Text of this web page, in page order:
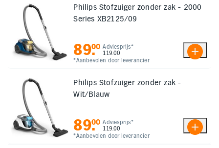
Philips Stofzuiger zonder zak - 2000
Series XB2125/09
Adviesprijs*
119.00
*Aanbevolen door leverancier
89.
00
Philips Stofzuiger zonder zak -
Wit/Blauw
Adviesprijs*
119.00
*Aanbevolen door leverancier
89.
00